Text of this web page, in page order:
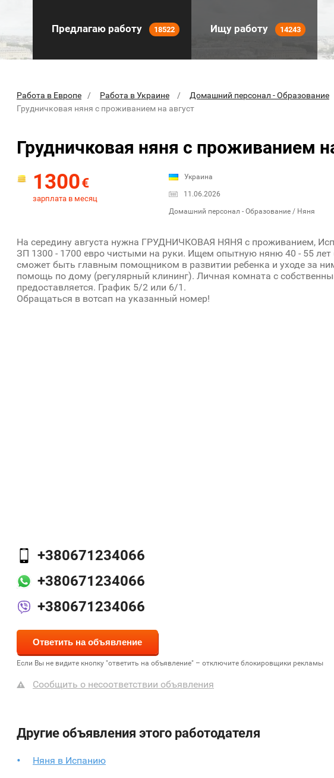
Предлагаю работу 18522 Ищу работу 14243
Работа в Европе Работа в Украине Домашний персонал - Образование
Грудничковая няня с проживанием на август
Грудничковая няня с проживанием
1300€
зарплата в месяц
Украина
11.06.2026
Домашний персонал - Образование / Няня
На середину августа нужна ГРУДНИЧКОВАЯ НЯНЯ с проживанием,
ЗП 1300 - 1700 евро чистыми на руки. Ищем опытную няню 40 - 55 лет
сможет быть главным помощником в развитии ребенка и уходе за
помощь по дому (регулярный клининг). Личная комната с
предоставляется. График 5/2 или 6/1.
Обращаться в вотсап на указанный номер!
+380671234066
+380671234066
+380671234066
Если Вы не видите кнопку "ответить на объявление" – отключите блокировщики рекламы
Сообщить о несоответствии объявления
Другие объявления этого работодателя
Няня в Испанию